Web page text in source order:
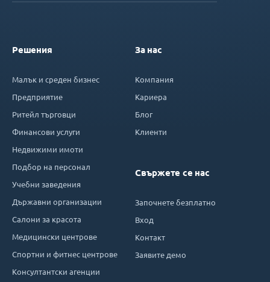
Решения
Малък и среден бизнес
Предприятие
Ритейл търговци
Финансови услуги
Недвижими имоти
Подбор на персонал
Учебни заведения
Държавни организации
Салони за красота
Медицински центрове
Спортни и фитнес центрове
Консултантски агенции
За нас
Компания
Кариера
Блог
Клиенти
Свържете се нас
Започнете безплатно
Вход
Контакт
Заявите демо